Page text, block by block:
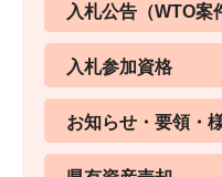
入札公告（WTO案
入札参加資格
お知らせ・要領・